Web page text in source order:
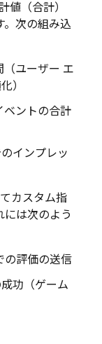
値（合計）
。次の組み込
ユーザー エ
）
ベントの合計
インプレッ
カスタム指
には次のよう
の評価の送信
功（ゲーム